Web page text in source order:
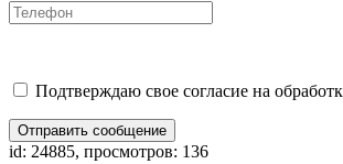
Подтверждаю свое согласие на
Отправить сообщение
id: 24885, просмотров: 136